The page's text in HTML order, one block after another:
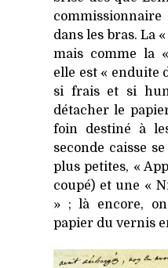
dans les bras. La
mais comme la
elle est « enduite
si frais et si
détacher le
foin destiné à
seconde caisse
plus petites, «
coupé) et une «
» ; là encore,
papier du vernis